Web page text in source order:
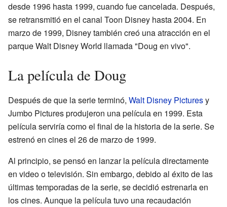
desde 1996 hasta 1999, cuando fue cancelada. Después,
se retransmitió en el canal Toon Disney hasta 2004. En
marzo de 1999, Disney también creó una atracción en el
parque Walt Disney World llamada "Doug en vivo".
La película de Doug
Después de que la serie terminó, Walt Disney Picturesy
Jumbo Pictures produjeron una película en 1999. Esta
película serviría como el final de la historia de la serie. Se
estrenó en cines el 26 de marzo de 1999.
Al principio, se pensó en lanzar la película directamente
en video o televisión. Sin embargo, debido al éxito de las
últimas temporadas de la serie, se decidió estrenarla en
los cines. Aunque la película tuvo una recaudación